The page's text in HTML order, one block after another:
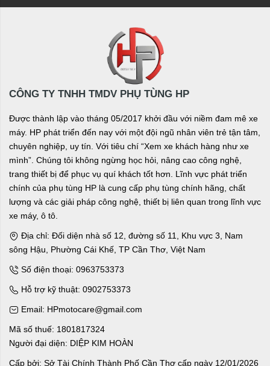
CÔNG TY TNHH TMDV PHỤ TÙNG HP
Được thành lập vào tháng 05/2017 khởi đầu với niềm đam mê xe
máy. HP phát triển đến nay với một đội ngũ nhân viên trẻ tận tâm,
chuyên nghiệp, uy tín. Với tiêu chí “Xem xe khách hàng như xe
mình”. Chúng tôi không ngừng học hỏi, nâng cao công nghệ,
trang thiết bị để phục vụ quí khách tốt hơn. Lĩnh vực phát triển
chính của phụ tùng HP là cung cấp phụ tùng chính hãng, chất
lượng và các giải pháp công nghệ, thiết bị liên quan trong lĩnh vực
xe máy, ô tô.
Địa chỉ: Đối diện nhà số 12, đường số 11, Khu vực 3, Nam
sông Hậu, Phường Cái Khế, TP Cần Thơ, Việt Nam
Số điện thoại: 0963753373
Hỗ trợ kỹ thuật: 0902753373
Email: HPmotocare@gmail.com
Mã số thuế: 1801817324
Người đại diện: DIỆP KIM HOÀN
Cấp bởi: Sở Tài Chính Thành Phố Cần Thơ cấp ngày 12/01/2026